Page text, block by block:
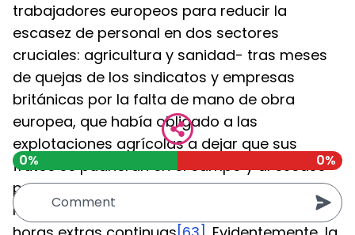
trabajadores europeos para reducir la
escasez de personal en dos sectores
cruciales: agricultura y sanidad- tras meses
de quejas de los sindicatos y empresas
británicas por la falta de mano de obra
europea, que había obligado a las
explotaciones agrícolas a dejar que sus
frutos se pudrieran en el campo y al escaso
personal que trabajaba en residencias y
hospitales a asumir turnos agotadores y
0% 0%